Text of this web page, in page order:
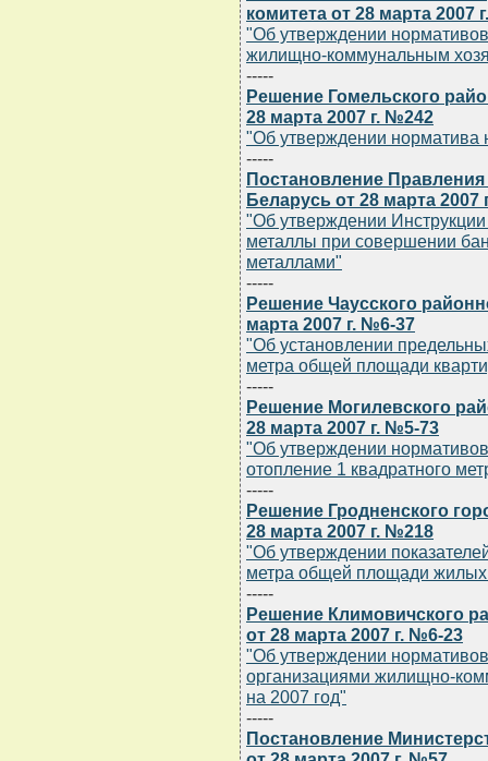
комитета от 28 марта 2007
"Об утверждении
жилищно-коммунальным
-----
Решение Гомельского
28 марта 2007 г. №242
"Об утверждении норматива
-----
Постановление
Беларусь от 28 марта 2007
"Об утверждении
металлы при совершении
металлами"
-----
Решение Чаусского
марта 2007 г. №6-37
"Об установлении
метра общей площади
-----
Решение Могилевского
28 марта 2007 г. №5-73
"Об утверждении
отопление 1 квадратного
-----
Решение Гродненского
28 марта 2007 г. №218
"Об утверждении
метра общей площади
-----
Решение Климовичского
от 28 марта 2007 г. №6-23
"Об утверждении
организациями жилищно-
на 2007 год"
-----
Постановление